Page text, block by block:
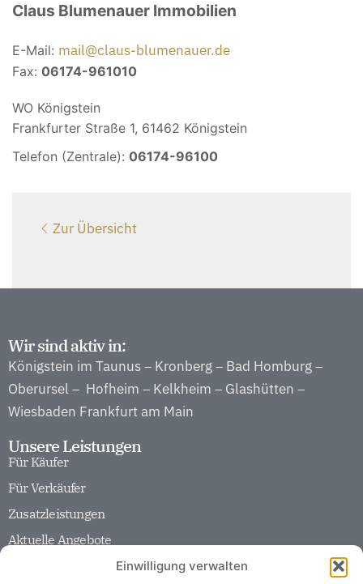
Einwilligung verwalten
Claus Blumenauer Immobilien
E-Mail: mail@claus-blumenauer.de
Fax: 06174-961010
WO Königstein
Frankfurter Straße 1, 61462 Königstein
Telefon (Zentrale): 06174-96100
Zur Übersicht
Wir sind aktiv in:
Königstein im Taunus – Kronberg – Bad Homburg –
Oberursel – Hofheim – Kelkheim – Glashütten –
Wiesbaden Frankfurt am Main
Unsere Leistungen
Für Käufer
Für Verkäufer
Zusatzleistungen
Aktuelle Angebote
Unser Unternehmen